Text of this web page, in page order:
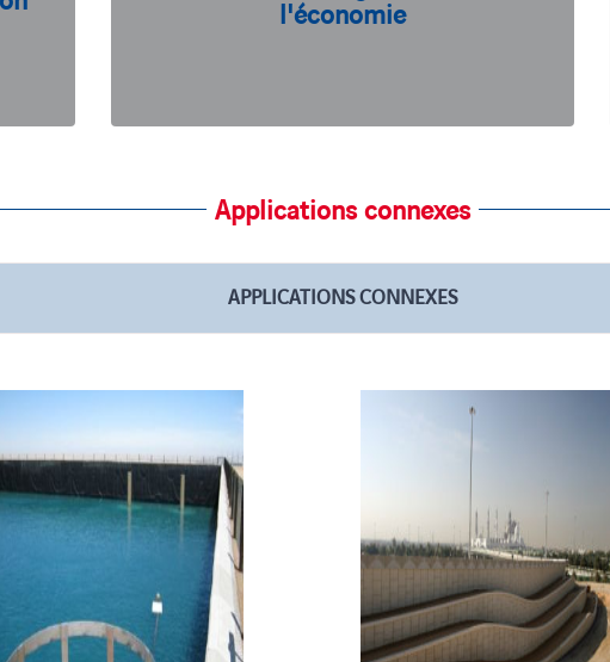
l'économie
facteurs pris en compte dans l’approche de
Applications connexes
APPLICATIONS CONNEXES